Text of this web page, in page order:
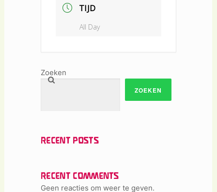
TIJD
All Day
Zoeken
ZOEKEN
RECENT POSTS
RECENT COMMENTS
Geen reacties om weer te geven.